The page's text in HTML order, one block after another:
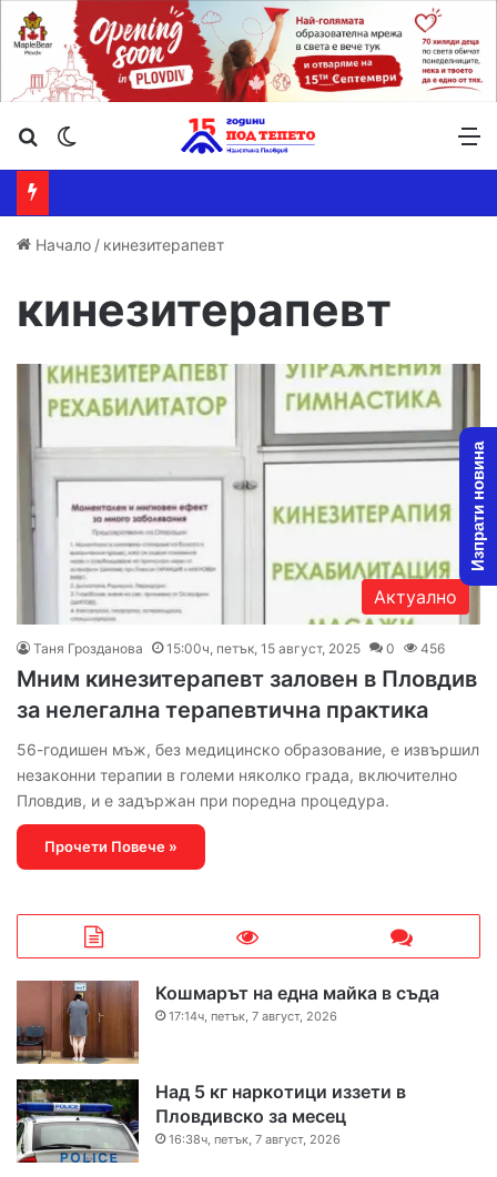
Търсене ...
Начало / кинезитерапевт
кинезитерапевт
Актуално
Таня Грозданова 15:00ч, петък, 15 август, 2025 0 456
Мним кинезитерапевт заловен в Пловдив
за нелегална терапевтична практика
56-годишен мъж, без медицинско образование, е извършил
незаконни терапии в големи няколко града, включително
Пловдив, и е задържан при поредна процедура.
Прочети Повече »
Кошмарът на една майка в съда
17:14ч, петък, 7 август, 2026
Над 5 кг наркотици иззети в
Пловдивско за месец
16:38ч, петък, 7 август, 2026
Изпрати новина